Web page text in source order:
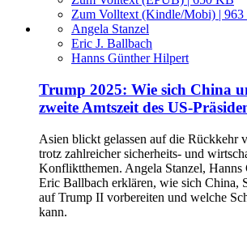
Zum Volltext (Kindle/Mobi) |
Angela Stanzel
Eric J. Ballbach
Hanns Günther Hilpert
Trump 2025: Wie sich China
zweite Amtszeit des US-
Asien blickt gelassen auf die Rückkehr
trotz zahlreicher sicherheits- und
Konfliktthemen. Angela Stanzel,
Eric Ballbach erklären, wie sich China,
auf Trump II vorbereiten und welche
kann.